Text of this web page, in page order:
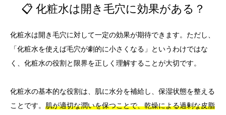
📋 化粧水は開き毛穴に効果がある？
化粧水は開き毛穴に対して一定の効果が期待できます。ただし、
「化粧水を使えば毛穴が劇的に小さくなる」というわけではな
く、化粧水の役割と限界を正しく理解することが大切です。
化粧水の基本的な役割は、肌に水分を補給し、保湿状態を整える
ことです。 肌が適切な潤いを保つことで、乾燥による過剰な皮脂